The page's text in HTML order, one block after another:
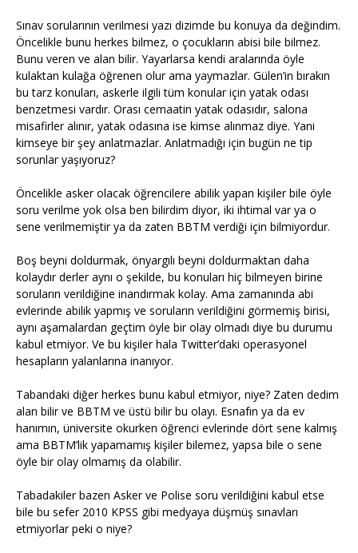
Sınav sorularının verilmesi yazı dizimde bu konuya da değindim.
Öncelikle bunu herkes bilmez, o çocukların abisi bile bilmez.
Bunu veren ve alan bilir. Yayarlarsa kendi aralarında öyle
kulaktan kulağa öğrenen olur ama yaymazlar. Gülen’in bırakın
bu tarz konuları, askerle ilgili tüm konular için yatak odası
benzetmesi vardır. Orası cemaatin yatak odasıdır, salona
misafirler alınır, yatak odasına ise kimse alınmaz diye. Yani
kimseye bir şey anlatmazlar. Anlatmadığı için bugün ne tip
sorunlar yaşıyoruz?
Öncelikle asker olacak öğrencilere abilik yapan kişiler bile öyle
soru verilme yok olsa ben bilirdim diyor, iki ihtimal var ya o
sene verilmemiştir ya da zaten BBTM verdiği için bilmiyordur.
Boş beyni doldurmak, önyargılı beyni doldurmaktan daha
kolaydır derler aynı o şekilde, bu konuları hiç bilmeyen birine
soruların verildiğine inandırmak kolay. Ama zamanında abi
evlerinde abilik yapmış ve soruların verildiğini görmemiş birisi,
aynı aşamalardan geçtim öyle bir olay olmadı diye bu durumu
kabul etmiyor. Ve bu kişiler hala Twitter’daki operasyonel
hesapların yalanlarına inanıyor.
Tabandaki diğer herkes bunu kabul etmiyor, niye? Zaten dedim
alan bilir ve BBTM ve üstü bilir bu olayı. Esnafın ya da ev
hanımın, üniversite okurken öğrenci evlerinde dört sene kalmış
ama BBTM’lik yapamamış kişiler bilemez, yapsa bile o sene
öyle bir olay olmamış da olabilir.
Tabadakiler bazen Asker ve Polise soru verildiğini kabul etse
bile bu sefer 2010 KPSS gibi medyaya düşmüş sınavları
etmiyorlar peki o niye?